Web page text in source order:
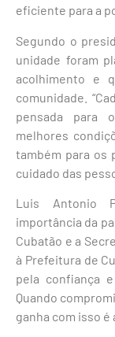
eficiente para a
Segundo o
unidade foram
acolhimento e
comunidade.
pensada para
melhores
também para os
cuidado das
Luis Antonio
importância da
Cubatão e a
à Prefeitura de
pela confiança
Quando
ganha com isso é